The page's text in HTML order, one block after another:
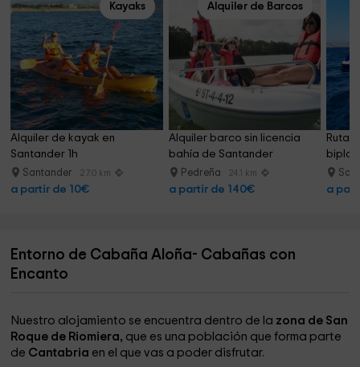
Kayaks
Alquiler de kayak en
Santander 1h
Santander 27.0 km
a partir de 10€
Alquiler de Barcos
Alquiler barco sin licencia
bahía de Santander
Pedreña 24.1 km
a partir de 140€
Ruta
a
Entorno de Cabaña Aloña- Cabañas con
Encanto
Nuestro alojamiento se encuentra dentro de la zona de San
Roque de Riomiera, que es una población que forma parte
de Cantabria en el que vas a poder disfrutar.